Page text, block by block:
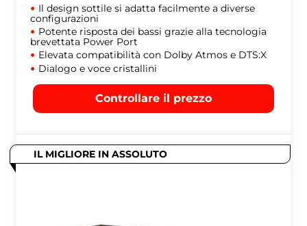
Il design sottile si adatta facilmente a diverse
configurazioni
Potente risposta dei bassi grazie alla tecnologia
brevettata Power Port
Elevata compatibilità con Dolby Atmos e DTS:X
Dialogo e voce cristallini
Controllare il prezzo
IL MIGLIORE IN ASSOLUTO